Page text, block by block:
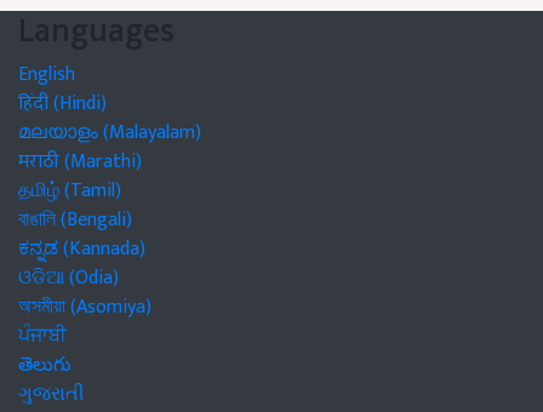
Languages
English
हिंदी (Hindi)
മലയാളം (Malayalam)
मराठी (Marathi)
தமிழ் (Tamil)
বাঙালি (Bengali)
ಕನ್ನಡ (Kannada)
ଓଡିଆ (Odia)
অসমীয়া (Asomiya)
ਪੰਜਾਬੀ
తెలుగు
ગુજરાતી